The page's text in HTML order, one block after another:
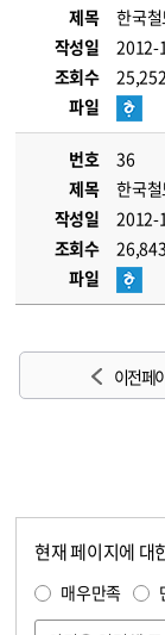
제목
한국
작성일
2012-
조회수
25,252
파일
번호
36
제목
한국
작성일
2012-
조회수
26,843
파일
이전 페
현재 페이지에 대
매우만족